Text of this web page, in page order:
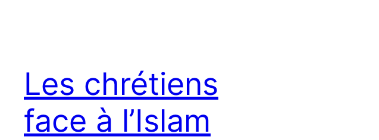
Les chrétiens
face à l’Islam